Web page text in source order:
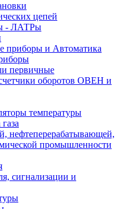
цепей
- ЛАТРы
приборы и Автоматика
первичные
оборотов ОВЕН и
температуры
нефтеперерабатывающей,
промышленности
сигнализации и